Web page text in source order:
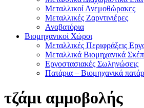
Μεταλλικοί Ανεμοθώρακες
Μεταλλικές Ζαρντινιέρες
Αναβατόρια
Βιομηχανικοί Χώροι
Μεταλλικές Περιφράξεις
Μεταλλικά Βιομηχανικά
Εργοστασιακές Σωληνώσεις
Πατάρια – Βιομηχανικά
τζάμι αμμοβολής